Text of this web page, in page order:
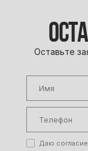
Оставьте
Даю